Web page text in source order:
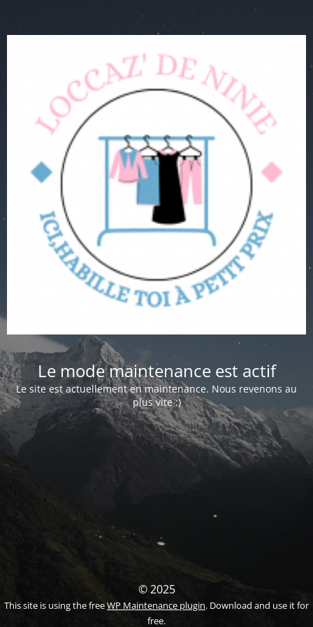
Le mode maintenance est actif
Le site est actuellement en maintenance. Nous revenons au
plus vite :)
© 2025
This site is using the freeWP Maintenance plugin. Download and use it for
free.